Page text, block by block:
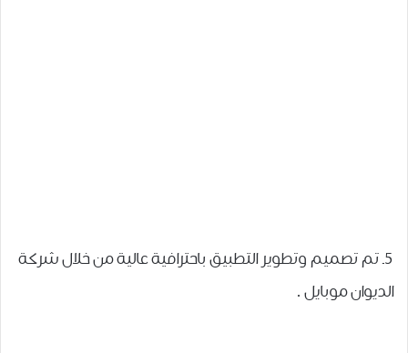
5ـ تم تصميم وتطوير التطبيق باحترافية عالية من خلال شركة
الديوان موبايل .